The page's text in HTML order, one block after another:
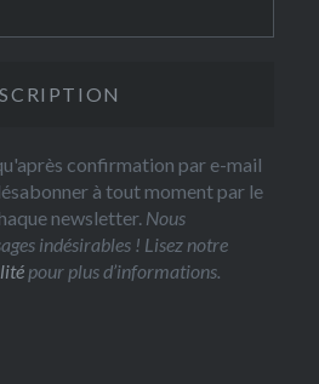
confirmation par e-mail
à tout moment par le
newsletter. Nous
indésirables ! Lisez notre
pour plus d’informations.